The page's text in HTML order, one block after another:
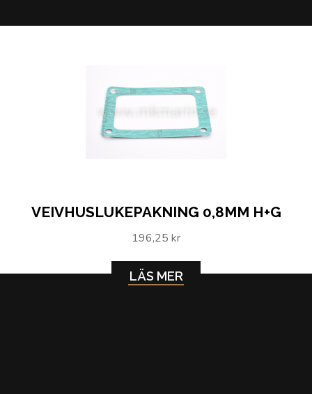
VEIVHUSLUKEPAKNING 0,8MM H+G
196,25 kr
LÄS MER